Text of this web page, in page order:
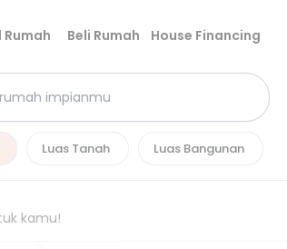
Rumah Beli Rumah House Financing
Luas Tanah Luas Bangunan
kamu!